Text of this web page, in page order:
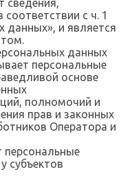
сведения,
с ч. 1
данных», и является
данных
персональные
основе
полномочий и
прав и законных
Оператора и
персональные
субъектов